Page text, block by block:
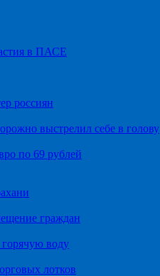
в ПАСЕ
россиян
выстрелил себе в голову
по 69 рублей
граждан
воду
лотков